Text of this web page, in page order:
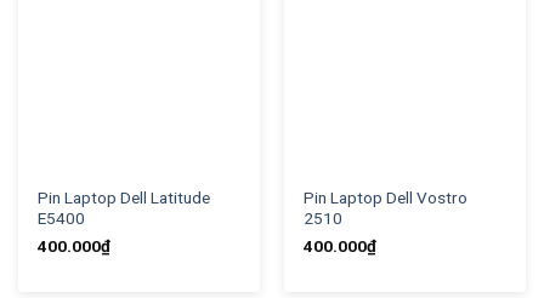
Pin Laptop Dell Latitude
E5400
400.000₫
Pin Laptop Dell Vostro
2510
400.000₫